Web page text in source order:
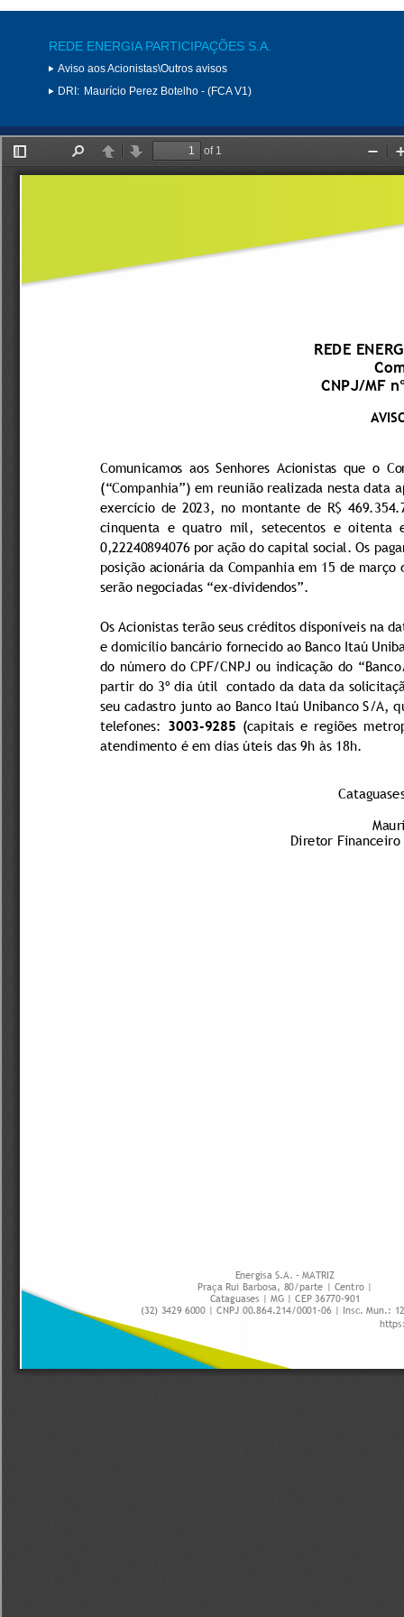
REDE ENERGIA PARTICIPAÇÕES S.A.
Aviso aos Acionistas\Outros avisos
DRI: Maurício Perez Botelho - (FCA V1)